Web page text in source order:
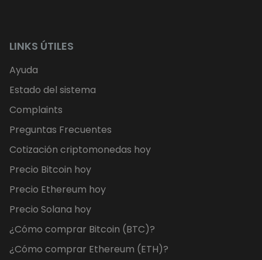
LINKS ÚTILES
Ayuda
Estado del sistema
Complaints
Preguntas Frecuentes
Cotización criptomonedas hoy
Precio Bitcoin hoy
Precio Ethereum hoy
Precio Solana hoy
¿Cómo comprar Bitcoin (BTC)?
¿Cómo comprar Ethereum (ETH)?